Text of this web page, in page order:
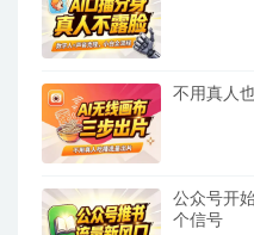
不用真人
公众号开
个信号